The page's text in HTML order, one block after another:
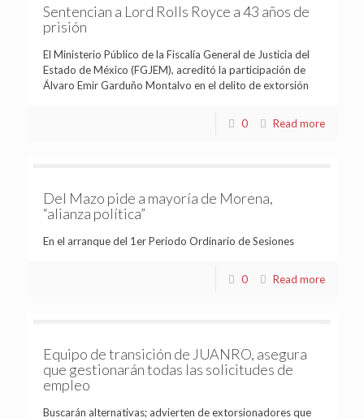
Sentencian a Lord Rolls Royce a 43 años de
prisión
El Ministerio Público de la Fiscalía General de Justicia del
Estado de México (FGJEM), acreditó la participación de
Álvaro Emir Garduño Montalvo en el delito de extorsión
0 Read more
Del Mazo pide a mayoría de Morena,
“alianza política”
En el arranque del 1er Periodo Ordinario de Sesiones
0 Read more
Equipo de transición de JUANRO, asegura
que gestionarán todas las solicitudes de
empleo
Buscarán alternativas; advierten de extorsionadores que